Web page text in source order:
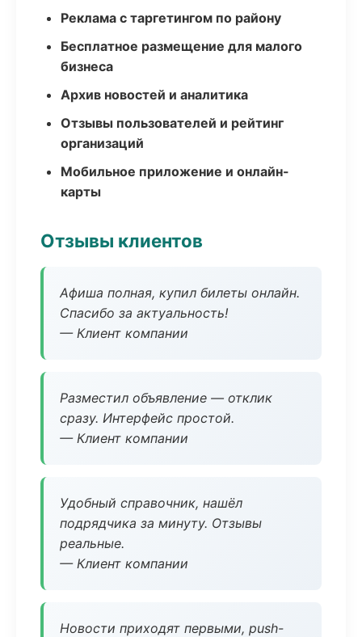
Реклама с таргетингом по району
Бесплатное размещение для малого
бизнеса
Архив новостей и аналитика
Отзывы пользователей и рейтинг
организаций
Мобильное приложение и онлайн-
карты
Отзывы клиентов
Афиша полная, купил билеты онлайн.
Спасибо за актуальность!
— Клиент компании
Разместил объявление — отклик
сразу. Интерфейс простой.
— Клиент компании
Удобный справочник, нашёл
подрядчика за минуту. Отзывы
реальные.
— Клиент компании
Новости приходят первыми, push-